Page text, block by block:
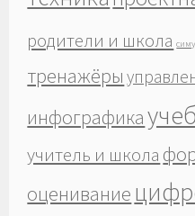
родители и школа
тренажёры
инфографика
учитель и школа
оценивание